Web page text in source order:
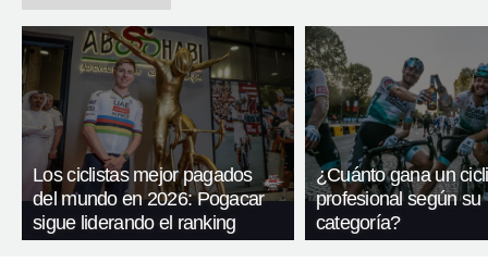
Los ciclistas mejor pagados
del mundo en 2026: Pogacar
sigue liderando el ranking
¿Cuánto gana un
profesional según su
categoría?